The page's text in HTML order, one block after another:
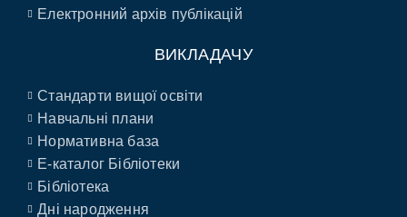
Електронний архів публікацій
ВИКЛАДАЧУ
Стандарти вищої освіти
Навчальні плани
Нормативна база
E-каталог Бібліотеки
Бібліотека
Дні народження